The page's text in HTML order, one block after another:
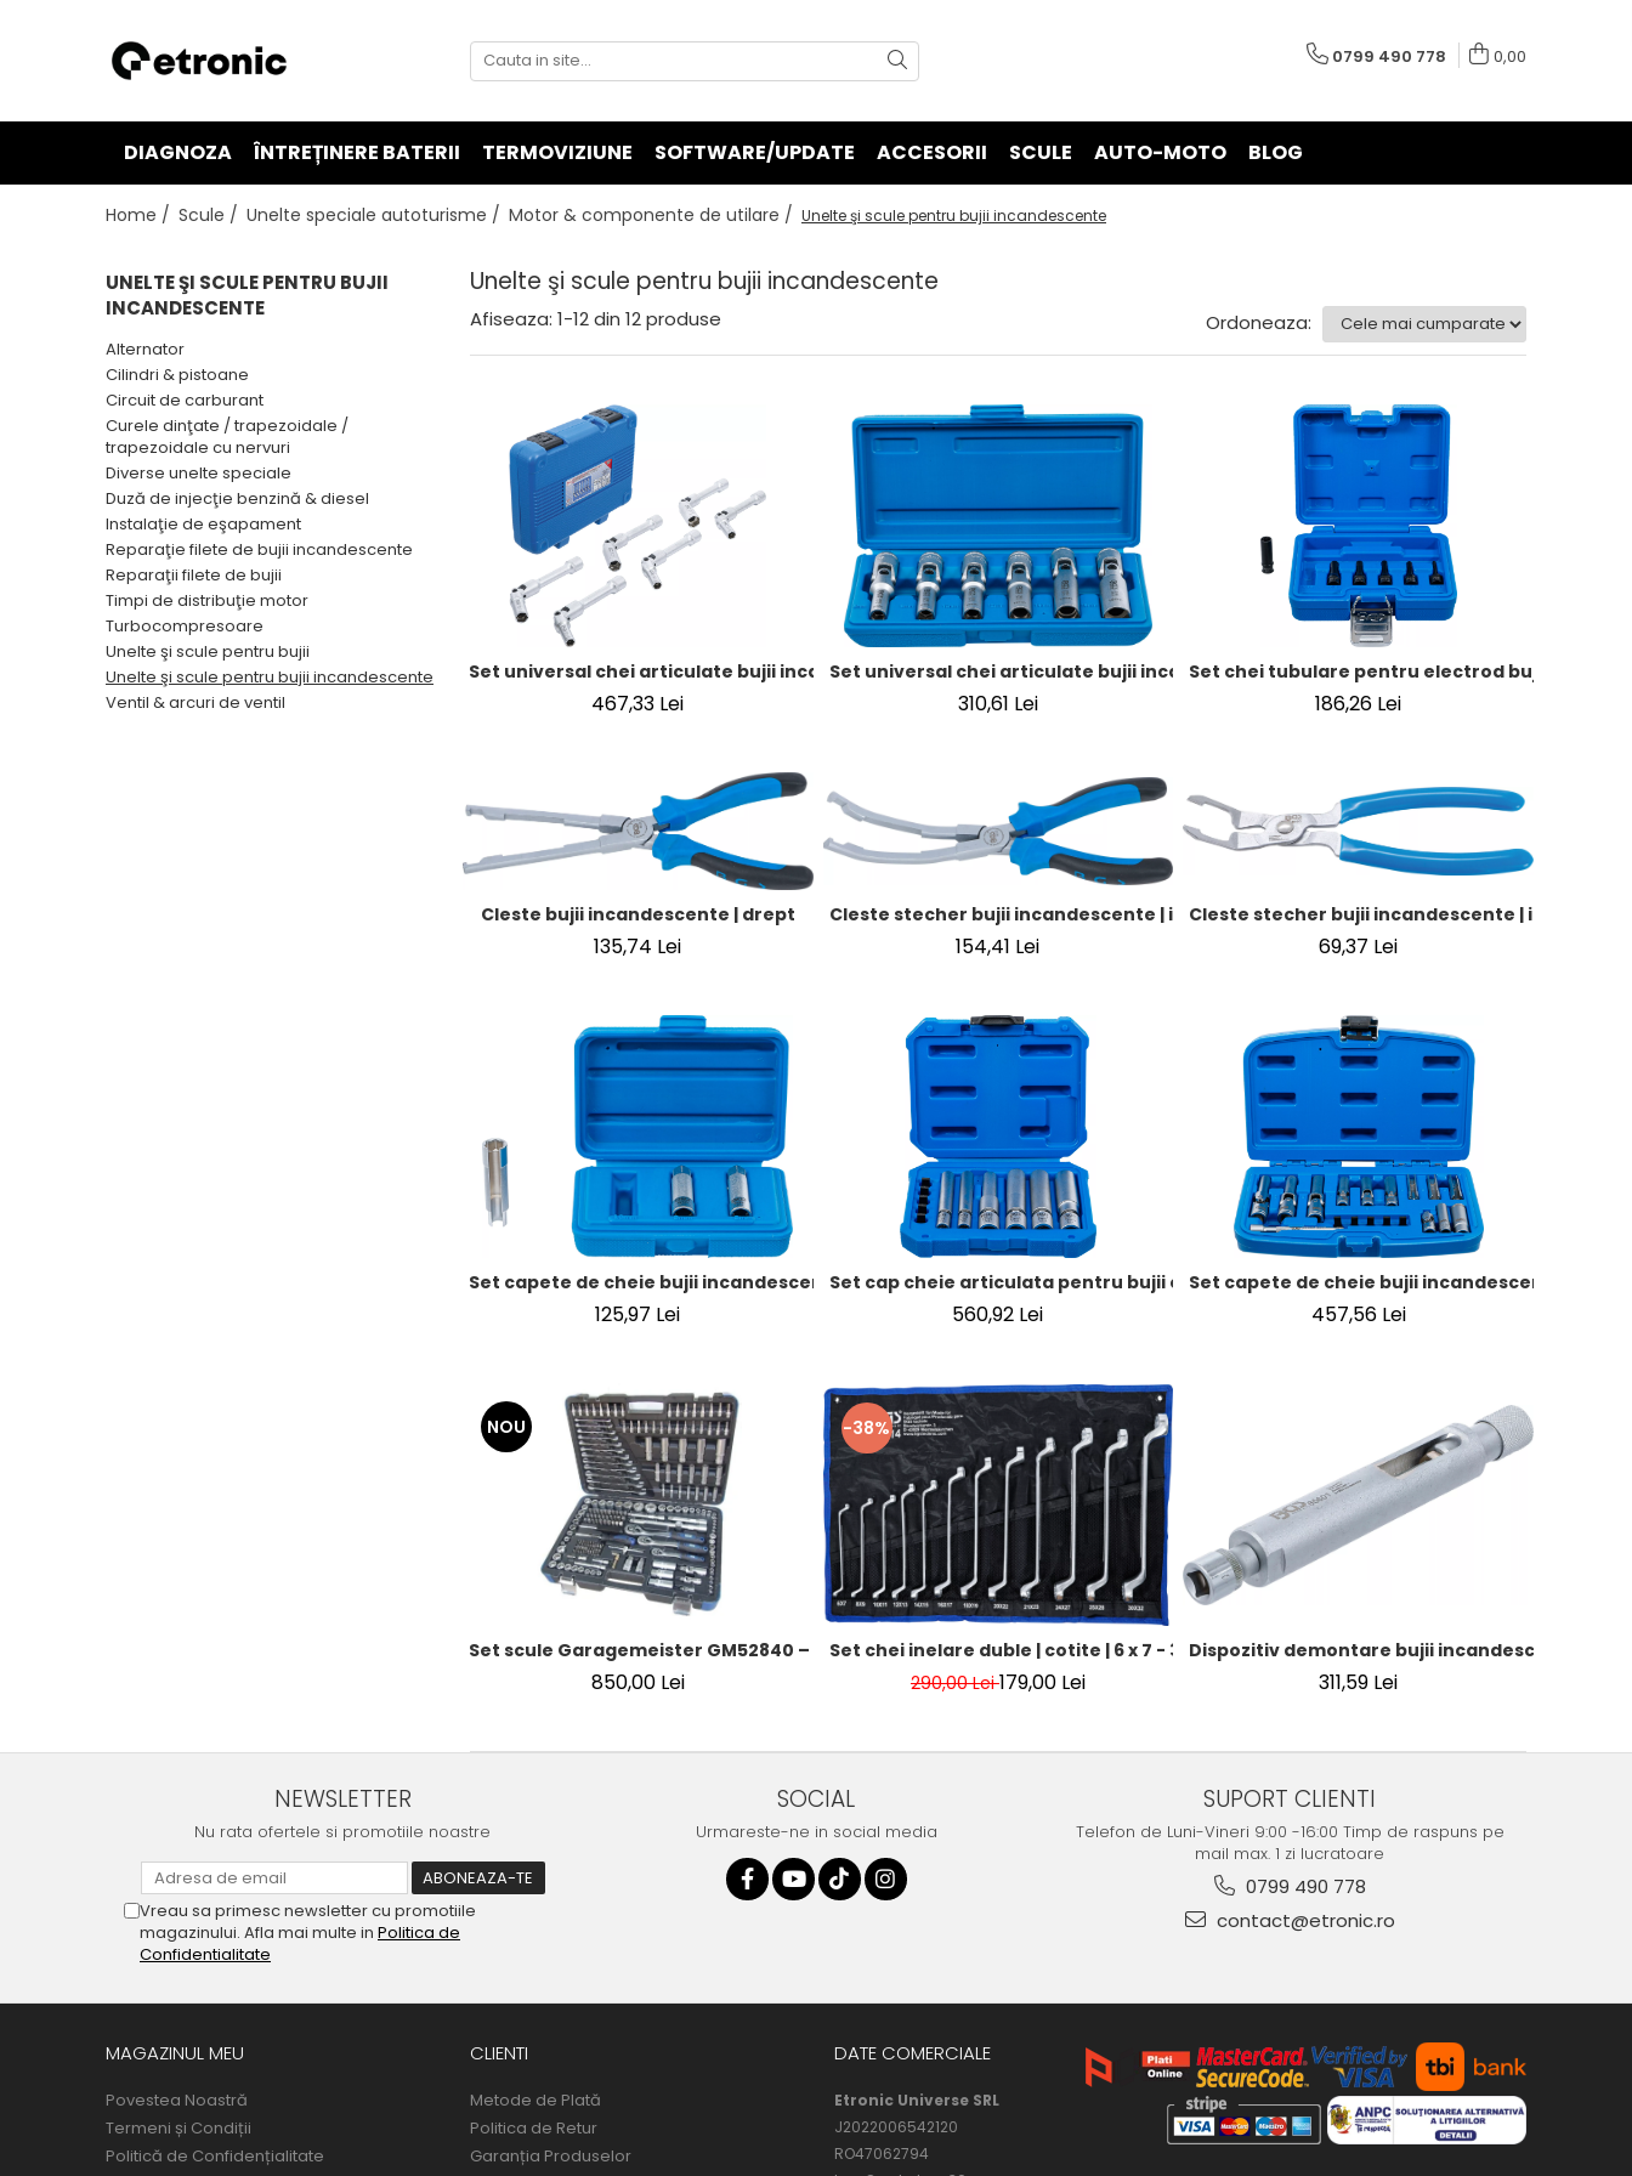
0799 490 778 0,00
DIAGNOZA ÎNTREȚINERE BATERII TERMOVIZIUNE SOFTWARE/UPDATE ACCESORII SCULE AUTO-MOTO BLOG
Home / Scule / Unelte speciale autoturisme / Motor & componente de utilare / Unelte şi scule pentru bujii incandescente
Unelte şi scule pentru bujii incandescente
UNELTE ŞI SCULE PENTRU BUJII
INCANDESCENTE
Alternator
Cilindri & pistoane
Circuit de carburant
Curele dinţate / trapezoidale /
trapezoidale cu nervuri
Diverse unelte speciale
Duză de injecţie benzină & diesel
Instalaţie de eşapament
Reparaţie filete de bujii incandescente
Reparaţii filete de bujii
Timpi de distribuţie motor
Turbocompresoare
Unelte şi scule pentru bujii
Unelte şi scule pentru bujii incandescente
Ventil & arcuri de ventil
Afiseaza: 1-12din 12produse Ordoneaza:
Set universal chei articulate bujii incandescente, hexagon | 10 mm (3/8") | 8 - 16 mm | 6 piese
467,33 Lei
Set universal chei articulate bujii incandescente, hexagon | 10 mm (3/8") | 8 - 16 mm | 6
310,61 Lei
Set chei tubulare pentru electrod bujie
186,26 Lei
Cleste bujii incandescente | drept
135,74 Lei
Cleste stecher bujii incandescente | in unghi de 90°
154,41 Lei
Cleste stecher bujii incandescente | in unghi |
69,37 Lei
Set capete de cheie bujii incandescente | special pentru Fiat, Alfa, Lancia
125,97 Lei
Set cap cheie articulata pentru bujii cu incandescenta si cu scanteie | Actionare patrat
560,92 Lei
Set capete de cheie bujii incandescente | 18
457,56 Lei
NOU
Set scule Garagemeister GM52840 – 216 piese, chei tubulare 1/4”, 3/8”, 1/2”, biți, prelungitoare și chei combinate
850,00 Lei
-38%
Set chei inelare duble | cotite | 6 x 7 - 30 x 32 mm | 12 piese
290,00 Lei179,00 Lei
Dispozitiv demontare bujii incandescente
311,59 Lei
NEWSLETTER
Nu rata ofertele si promotiile noastre
Vreau sa primesc newsletter cu promotiile
magazinului. Afla mai multe in Politica de
Confidentialitate
SOCIAL
Urmareste-ne in social media
SUPORT CLIENTI
Telefon de Luni-Vineri 9:00 -16:00 Timp de raspuns pe
mail max. 1 zi lucratoare
0799 490 778
contact@etronic.ro
MAGAZINUL MEU
Povestea Noastră
Termeni și Condiții
Politică de Confidențialitate
CLIENTI
Metode de Plată
Politica de Retur
Garanția Produselor
DATE COMERCIALE
Etronic Universe SRL
J2022006542120
RO47062794